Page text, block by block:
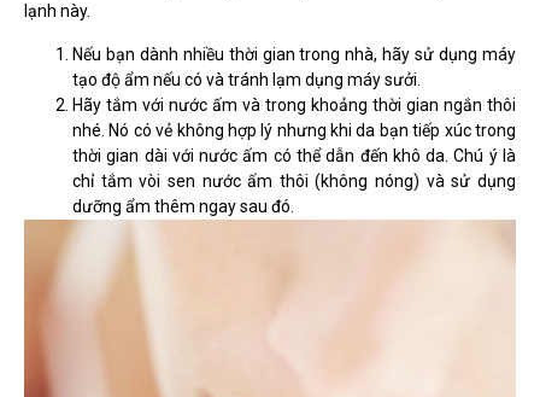
lạnh này.
Nếu bạn dành nhiều thời gian trong nhà, hãy sử dụng máy
tạo độ ẩm nếu có và tránh lạm dụng máy sưởi.
Hãy tắm với nước ấm và trong khoảng thời gian ngắn thôi
nhé. Nó có vẻ không hợp lý nhưng khi da bạn tiếp xúc trong
thời gian dài với nước ấm có thể dẫn đến khô da. Chú ý là
chỉ tắm vòi sen nước ấm thôi (không nóng) và sử dụng
dưỡng ẩm thêm ngay sau đó.